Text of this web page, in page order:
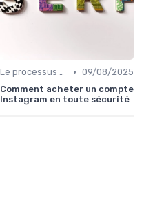
Le processus d'acquisition • 09/08/2025
Comment acheter un compte
Instagram en toute sécurité